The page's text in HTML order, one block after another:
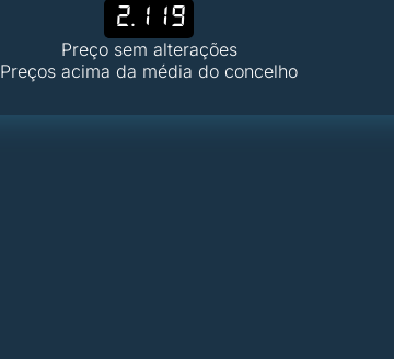
2.119
Preço sem alterações
Preços acima da média do concelho